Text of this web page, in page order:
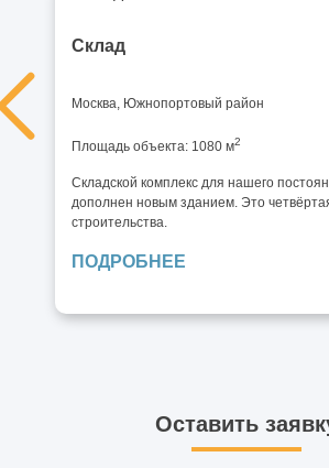
Склад
Москва, Южнопортовый район
Площадь объекта: 1080 м2
Складской комплекс для нашего
дополнен новым зданием. Это
строительства.
ПОДРОБНЕЕ
Оставить